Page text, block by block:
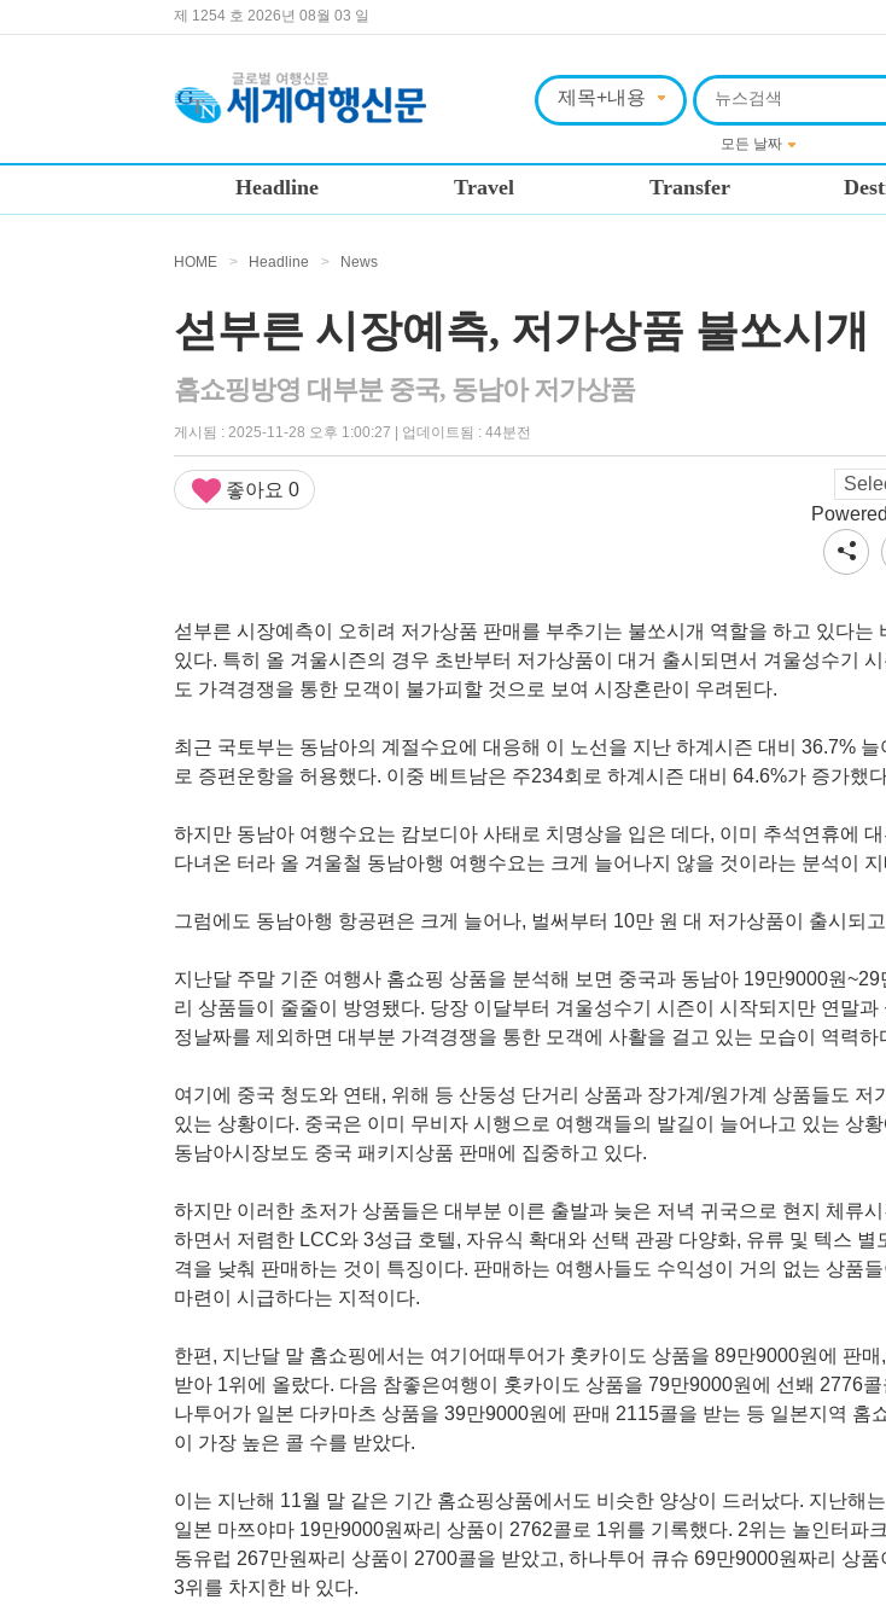
제 1254 호 2026년 08월 03 일
Headline Travel Transfer
HOME > Headline > News
섣부른 시장예측, 저가상품 불쏘시개
홈쇼핑방영 대부분 중국, 동남아 저가상품
게시됨 : 2025-11-28 오후 1:00:27 | 업데이트됨 : 44분전
좋아요 0
섣부른 시장예측이 오히려 저가상품 판매를 부추기는 불쏘시개 역할을 하고 있다는
있다. 특히 올 겨울시즌의 경우 초반부터 저가상품이 대거 출시되면서 겨울성수기 시
도 가격경쟁을 통한 모객이 불가피할 것으로 보여 시장혼란이 우려된다.
최근 국토부는 동남아의 계절수요에 대응해 이 노선을 지난 하계시즌 대비 36.7% 늘
로 증편운항을 허용했다. 이중 베트남은 주234회로 하계시즌 대비 64.6%가 증가했
하지만 동남아 여행수요는 캄보디아 사태로 치명상을 입은 데다, 이미 추석연휴에
다녀온 터라 올 겨울철 동남아행 여행수요는 크게 늘어나지 않을 것이라는 분석이
그럼에도 동남아행 항공편은 크게 늘어나, 벌써부터 10만 원 대 저가상품이 출시되
지난달 주말 기준 여행사 홈쇼핑 상품을 분석해 보면 중국과 동남아 19만9000원
리 상품들이 줄줄이 방영됐다. 당장 이달부터 겨울성수기 시즌이 시작되지만 연말과
정날짜를 제외하면 대부분 가격경쟁을 통한 모객에 사활을 걸고 있는 모습이 역력하
여기에 중국 청도와 연태, 위해 등 산둥성 단거리 상품과 장가계/원가계 상품들도 저
있는 상황이다. 중국은 이미 무비자 시행으로 여행객들의 발길이 늘어나고 있는 상
동남아시장보도 중국 패키지상품 판매에 집중하고 있다.
하지만 이러한 초저가 상품들은 대부분 이른 출발과 늦은 저녁 귀국으로 현지 체류
하면서 저렴한 LCC와 3성급 호텔, 자유식 확대와 선택 관광 다양화, 유류 및 텍스 별
격을 낮춰 판매하는 것이 특징이다. 판매하는 여행사들도 수익성이 거의 없는 상품
마련이 시급하다는 지적이다.
한편, 지난달 말 홈쇼핑에서는 여기어때투어가 홋카이도 상품을 89만9000원에 판매
받아 1위에 올랐다. 다음 참좋은여행이 홋카이도 상품을 79만9000원에 선봬 2776
나투어가 일본 다카마츠 상품을 39만9000원에 판매 2115콜을 받는 등 일본지역 홈
이 가장 높은 콜 수를 받았다.
이는 지난해 11월 말 같은 기간 홈쇼핑상품에서도 비슷한 양상이 드러났다. 지난해
일본 마쯔야마 19만9000원짜리 상품이 2762콜로 1위를 기록했다. 2위는 놀인터파
동유럽 267만원짜리 상품이 2700콜을 받았고, 하나투어 큐슈 69만9000원짜리 상품
3위를 차지한 바 있다.